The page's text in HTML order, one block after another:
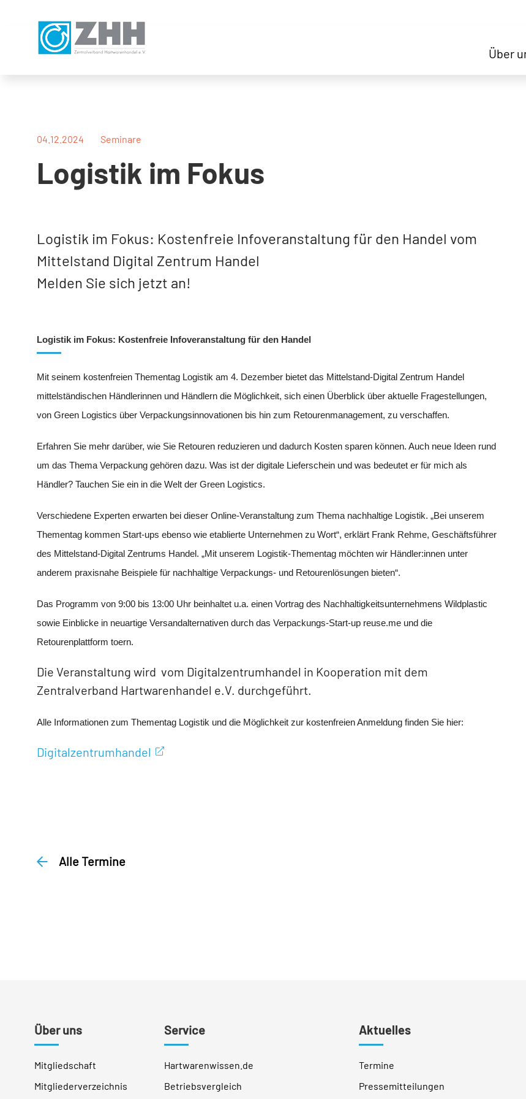
Hauptmenu
Über
04.12.2024 Seminare
Logistik im Fokus
Logistik im Fokus: Kostenfreie Infoveranstaltung für den Handel vom
Mittelstand Digital Zentrum Handel
Melden Sie sich jetzt an!
Logistik im Fokus: Kostenfreie Infoveranstaltung für den Handel
Mit seinem kostenfreien Thementag Logistik am 4. Dezember bietet das Mittelstand-Digital Zentrum Handel
mittelständischen Händlerinnen und Händlern die Möglichkeit, sich einen Überblick über aktuelle Fragestellungen,
von Green Logistics über Verpackungsinnovationen bis hin zum Retourenmanagement, zu verschaffen.
Erfahren Sie mehr darüber, wie Sie Retouren reduzieren und dadurch Kosten sparen können. Auch neue Ideen rund
um das Thema Verpackung gehören dazu. Was ist der digitale Lieferschein und was bedeutet er für mich als
Händler? Tauchen Sie ein in die Welt der Green Logistics.
Verschiedene Experten erwarten bei dieser Online-Veranstaltung zum Thema nachhaltige Logistik. „Bei unserem
Thementag kommen Start-ups ebenso wie etablierte Unternehmen zu Wort“, erklärt Frank Rehme, Geschäftsführer
des Mittelstand-Digital Zentrums Handel. „Mit unserem Logistik-Thementag möchten wir Händler:innen unter
anderem praxisnahe Beispiele für nachhaltige Verpackungs- und Retourenlösungen bieten“.
Das Programm von 9:00 bis 13:00 Uhr beinhaltet u.a. einen Vortrag des Nachhaltigkeitsunternehmens Wildplastic
sowie Einblicke in neuartige Versandalternativen durch das Verpackungs-Start-up reuse.me und die
Retourenplattform toern.
Die Veranstaltung wird vom Digitalzentrumhandel in Kooperation mit dem
Zentralverband Hartwarenhandel e.V. durchgeführt.
Alle Informationen zum Thementag Logistik und die Möglichkeit zur kostenfreien Anmeldung finden Sie hier:
Digitalzentrumhandel
Alle Termine
Über uns
Mitgliedschaft
Mitgliederverzeichnis
Service
Hartwarenwissen.de
Betriebsvergleich
Aktuelles
Termine
Pressemitteilungen